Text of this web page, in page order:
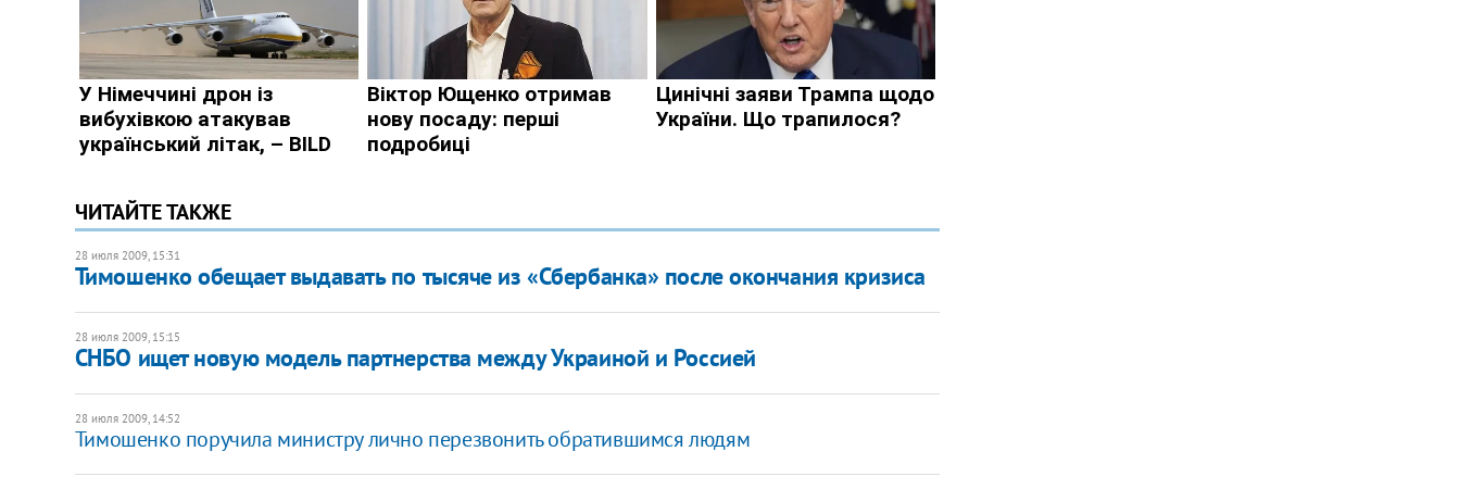
ЧИТАЙТЕ ТАКЖЕ
28 июля 2009, 15:31
Тимошенко обещает выдавать по тысяче из «Сбербанка» после окончания кризиса
28 июля 2009, 15:15
СНБО ищет новую модель партнерства между Украиной и Россией
28 июля 2009, 14:52
Тимошенко поручила министру лично перезвонить обратившимся людям